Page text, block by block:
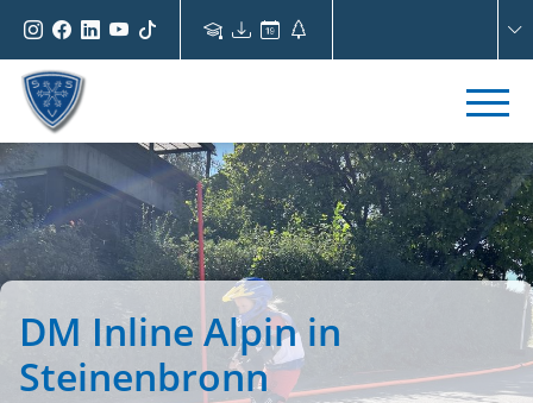
DM Inline Alpin in
Steinenbronn